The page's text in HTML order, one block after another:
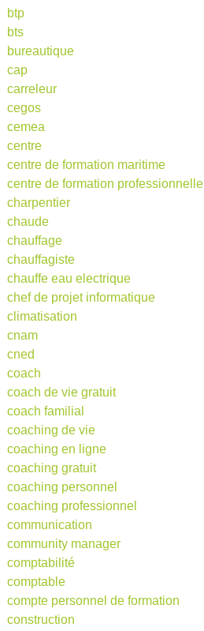
btp
bts
bureautique
cap
carreleur
cegos
cemea
centre
centre de formation maritime
centre de formation professionnelle
charpentier
chaude
chauffage
chauffagiste
chauffe eau electrique
chef de projet informatique
climatisation
cnam
cned
coach
coach de vie gratuit
coach familial
coaching de vie
coaching en ligne
coaching gratuit
coaching personnel
coaching professionnel
communication
community manager
comptabilité
comptable
compte personnel de formation
construction